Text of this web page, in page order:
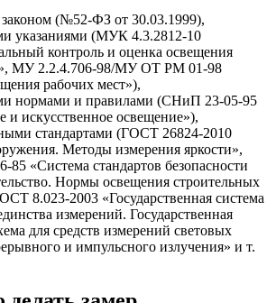
(№52-ФЗ от 30.03.1999),
указаниями (МУК 4.3.2812-10
контроль и оценка освещения
МУ 2.2.4.706-98/МУ ОТ РМ 01-98
рабочих мест»),
нормами и правилами (СНиП 23-05-95
и искусственное освещение»),
стандартами (ГОСТ 26824-2010
Методы измерения яркости»,
«Система стандартов безопасности
Нормы освещения строительных
8.023-2003 «Государственная система
измерений. Государственная
для средств измерений световых
и импульсного излучения» и т.